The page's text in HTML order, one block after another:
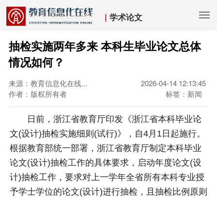
| 学术论文
抽检实施两年多来 本科生毕业论文总体
情况如何？
来源：教育信息化在线...
2026-04-14 12:13:45
作者：版权所有者
标签：新闻
日前，浙江省教育厅印发《浙江省本科毕业论
文(设计)抽检实施细则(试行)》，自4月1日起施行。
根据教育部统一部署，浙江省教育厅制定本科毕业
论文(设计)抽检工作的具体要求，启动年度论文(设
计)抽检工作，要求对上一学年全省所有本科专业授
予学士学位的论文(设计)进行抽检，且抽检比例原则